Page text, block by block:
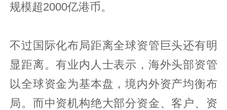
规模超2000亿港币。
不过国际化布局距离全球资管巨头还有明
显距离。有业内人士表示，海外头部资管
以全球资金为基本盘，境内外资产均衡布
局。而中资机构绝大部分资金、客户、资